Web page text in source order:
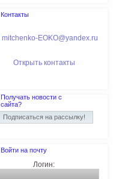
Контакты
mitchenko-EOKO@yandex.ru
Открыть контакты
Получать новости с
сайта?
Войти на почту
Логин: